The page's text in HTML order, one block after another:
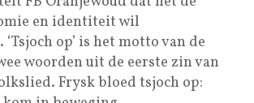
en identiteit wil
op’ is het motto van de
woorden uit de eerste zin van
Frysk bloed tsjoch op: